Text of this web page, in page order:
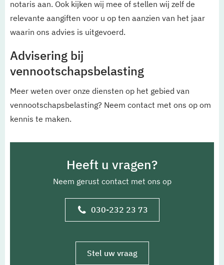
notaris aan. Ook kijken wij mee of stellen wij zelf de
relevante aangiften voor u op ten aanzien van het jaar
waarin ons advies is uitgevoerd.
Advisering bij
vennootschapsbelasting
Meer weten over onze diensten op het gebied van
vennootschapsbelasting? Neem contact met ons op om
kennis te maken.
Heeft u vragen?
Neem gerust contact met ons op
030-232 23 73
Stel uw vraag